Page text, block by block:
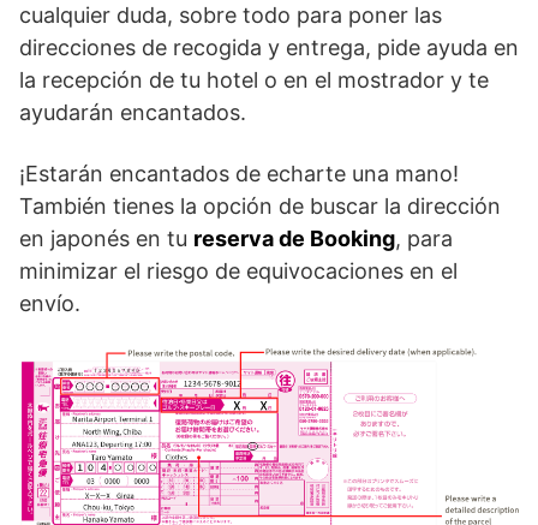
cualquier duda, sobre todo para poner las
direcciones de recogida y entrega, pide ayuda en
la recepción de tu hotel o en el mostrador y te
ayudarán encantados.
¡Estarán encantados de echarte una mano!
También tienes la opción de buscar la dirección
en japonés en tu reserva de Booking, para
minimizar el riesgo de equivocaciones en el
envío.